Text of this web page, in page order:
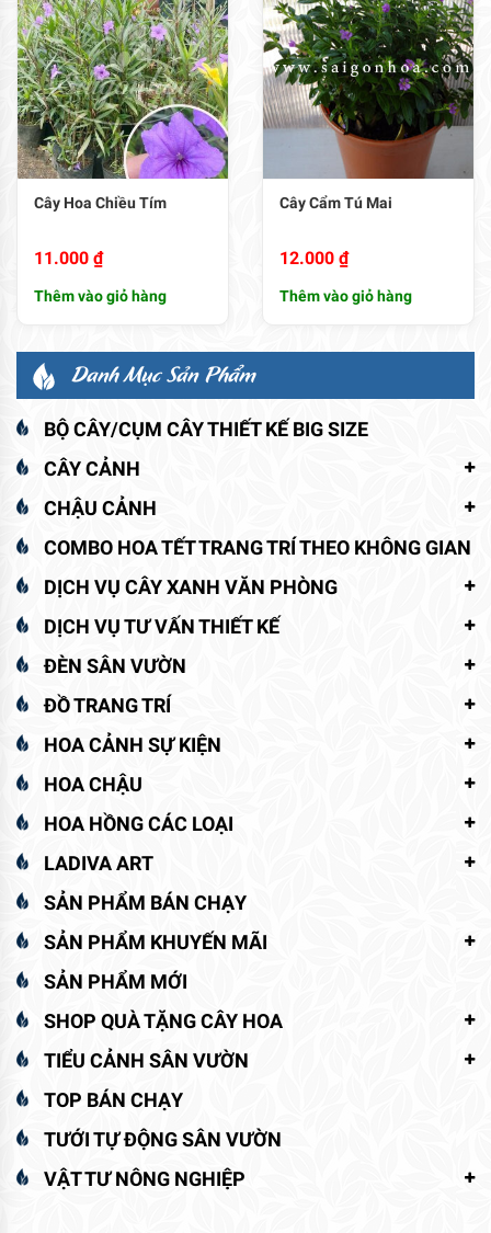
Cây Hoa Chiều Tím
11.000 ₫
Thêm vào giỏ hàng
Cây Cẩm Tú Mai
12.000 ₫
Thêm vào giỏ hàng
Danh Mục Sản Phẩm
BỘ CÂY/CỤM CÂY THIẾT KẾ BIG SIZE
CÂY CẢNH
CHẬU CẢNH
COMBO HOA TẾT TRANG TRÍ THEO KHÔNG GIAN
DỊCH VỤ CÂY XANH VĂN PHÒNG
DỊCH VỤ TƯ VẤN THIẾT KẾ
ĐÈN SÂN VƯỜN
ĐỒ TRANG TRÍ
HOA CẢNH SỰ KIỆN
HOA CHẬU
HOA HỒNG CÁC LOẠI
LADIVA ART
SẢN PHẨM BÁN CHẠY
SẢN PHẨM KHUYẾN MÃI
SẢN PHẨM MỚI
SHOP QUÀ TẶNG CÂY HOA
TIỂU CẢNH SÂN VƯỜN
TOP BÁN CHẠY
TƯỚI TỰ ĐỘNG SÂN VƯỜN
VẬT TƯ NÔNG NGHIỆP